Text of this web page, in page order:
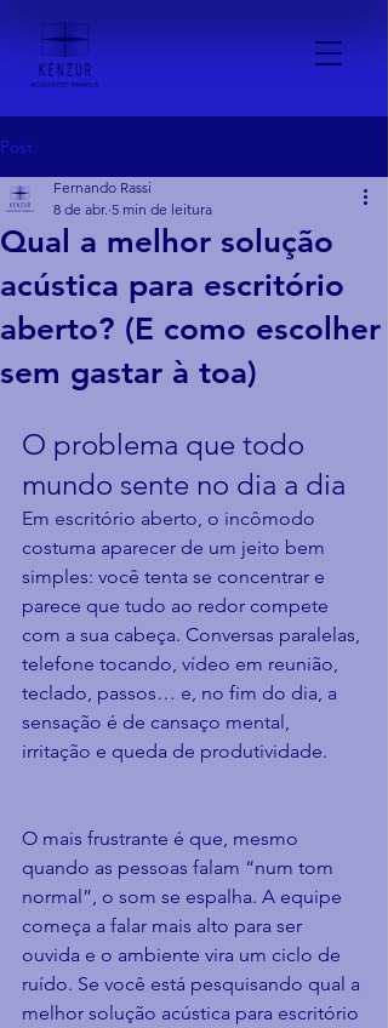
Post
Qual a melhor solução
acústica para escritório
aberto? (E como escolher
sem gastar à toa)
Fernando Rassi
8 de abr. 5 min de leitura
O problema que todo
mundo sente no dia a dia
Em escritório aberto, o incômodo
costuma aparecer de um jeito bem
simples: você tenta se concentrar e
parece que tudo ao redor compete
com a sua cabeça. Conversas paralelas,
telefone tocando, vídeo em reunião,
teclado, passos… e, no fim do dia, a
sensação é de cansaço mental,
irritação e queda de produtividade.
O mais frustrante é que, mesmo
quando as pessoas falam “num tom
normal”, o som se espalha. A equipe
começa a falar mais alto para ser
ouvida e o ambiente vira um ciclo de
ruído. Se você está pesquisando qual a
melhor solução acústica para escritório